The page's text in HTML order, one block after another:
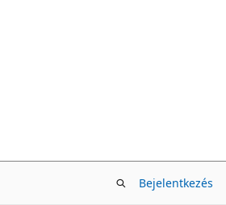
Bejelentkezés